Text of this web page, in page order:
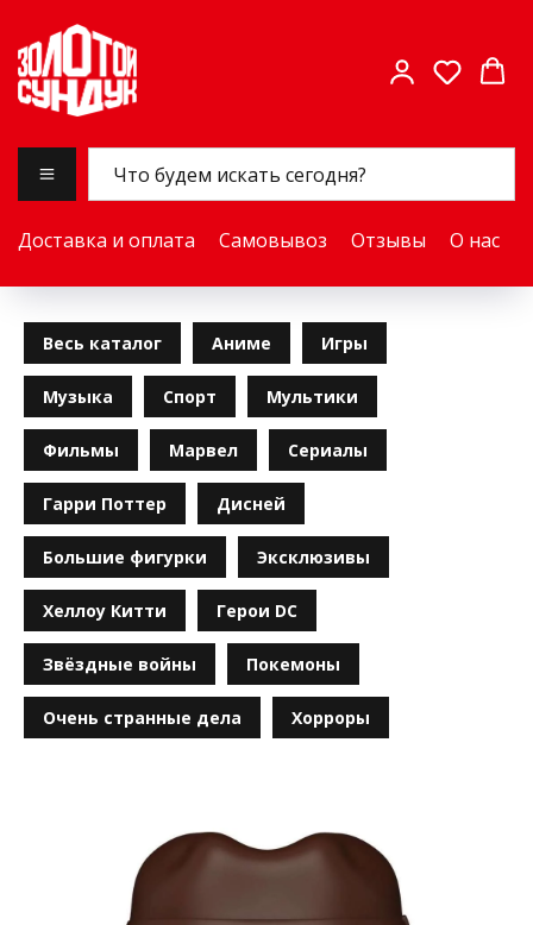
Доставка и оплата Самовывоз Отзывы О нас
Весь каталог Аниме Игры
Музыка Спорт Мультики
Фильмы Марвел Сериалы
Гарри Поттер Дисней
Большие фигурки Эксклюзивы
Хеллоу Китти Герои DC
Звёздные войны Покемоны
Очень странные дела Хорроры